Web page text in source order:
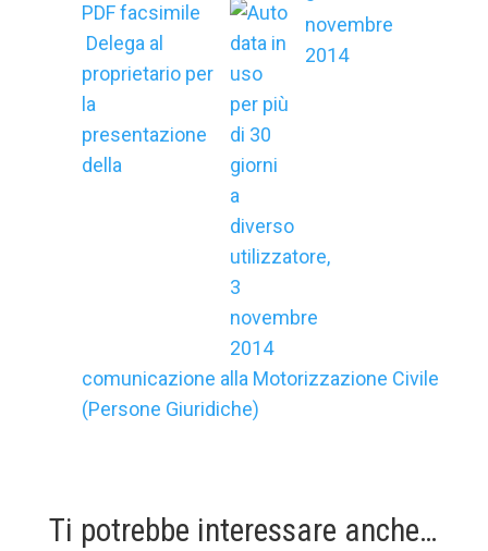
PDF facsimile
Delega al
proprietario per
la
presentazione
della
comunicazione alla Motorizzazione Civile
(Persone Giuridiche)
Ti potrebbe interessare anche…